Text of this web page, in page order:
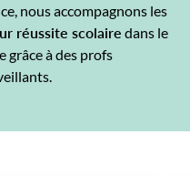
nous accompagnons les
réussite scolaire dans le
grâce à des profs